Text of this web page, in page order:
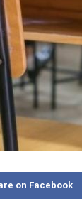
on Facebook